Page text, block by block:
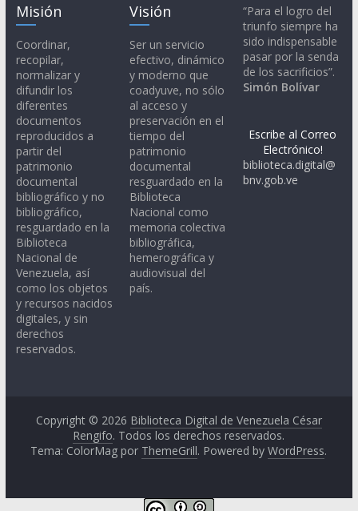
Misión
Coordinar,
recopilar,
normalizar y
difundir los
diferentes
documentos
reproducidos a
partir del
patrimonio
documental
bibliográfico y no
bibliográfico,
resguardado en la
Biblioteca
Nacional de
Venezuela, así
como los objetos
y recursos nacidos
digitales, y sin
derechos
reservados.
Visión
Ser un servicio
efectivo, dinámico
y moderno que
coadyuve, no sólo
al acceso y
preservación en el
tiempo del
patrimonio
documental
resguardado en la
Biblioteca
Nacional como
memoria colectiva
bibliográfica,
hemerográfica y
audiovisual del
país.
“Para el logro del
triunfo siempre ha
sido indispensable
pasar por la senda
de los sacrificios”.
Simón Bolívar
Escribe al Correo
Electrónico!
biblioteca.digital@
bnv.gob.ve
Copyright © 2026 Biblioteca Digital de Venezuela César
Rengifo. Todos los derechos reservados.
Tema: ColorMag por ThemeGrill. Powered byWordPress.